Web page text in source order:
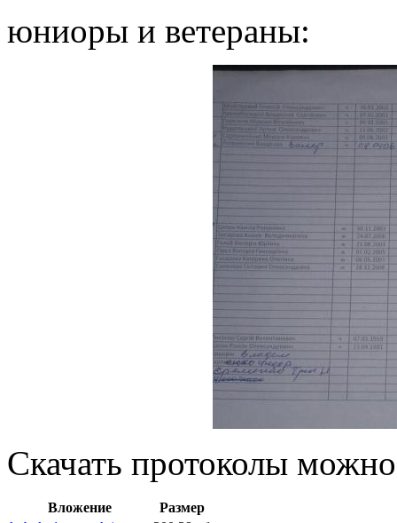
юниоры и ветераны:
Скачать протоколы
Вложение
Размер